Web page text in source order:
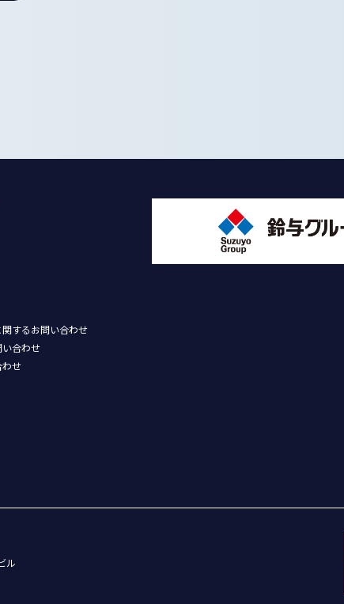
するお問い合わせ
合わせ
わせ
ル